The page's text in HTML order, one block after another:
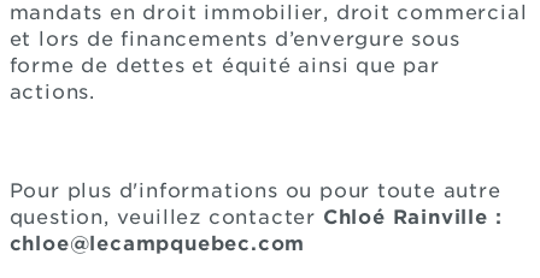
mandats en droit immobilier, droit commercial
et lors de financements d’envergure sous
forme de dettes et équité ainsi que par
actions.
Pour plus d'informations ou pour toute autre
question, veuillez contacter Chloé Rainville :
chloe@lecampquebec.com